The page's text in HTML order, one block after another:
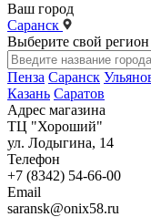
Ваш город
Саранск
Выберите свой регион
Пенза Саранск
Казань Саратов
Адрес магазина
ТЦ "Хороший"
ул. Лодыгина, 14
Телефон
+7 (8342) 54-66-00
Email
saransk@onix58.ru